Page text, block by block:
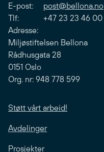
E-post: post@bellona.no
Tlf: +47 23 23 46 00
Adresse:
Miljøstiftelsen Bellona
Rådhusgata 28
0151 Oslo
Org. nr: 948 778 599
Støtt vårt arbeid!
Avdelinger
Prosjekter